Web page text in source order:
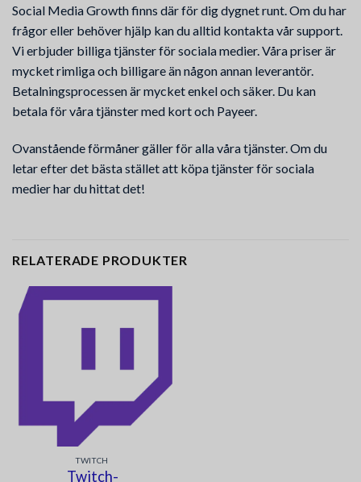
Social Media Growth finns där för dig dygnet runt. Om du har
frågor eller behöver hjälp kan du alltid kontakta vår support.
Vi erbjuder billiga tjänster för sociala medier. Våra priser är
mycket rimliga och billigare än någon annan leverantör.
Betalningsprocessen är mycket enkel och säker. Du kan
betala för våra tjänster med kort och Payeer.
Ovanstående förmåner gäller för alla våra tjänster. Om du
letar efter det bästa stället att köpa tjänster för sociala
medier har du hittat det!
RELATERADE PRODUKTER
TWITCH
Twitch-